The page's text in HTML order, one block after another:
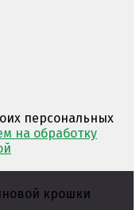
персональных
на обработку
крошки